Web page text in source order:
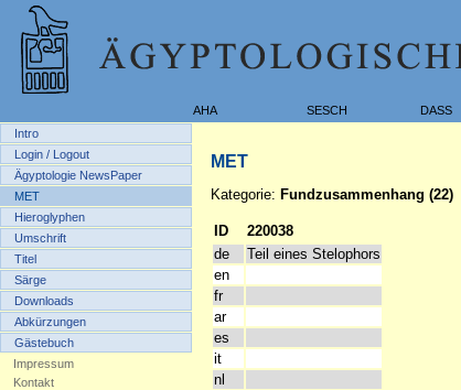
AHA SESCH DASS
Intro
Login / Logout
Ägyptologie NewsPaper
MET
Hieroglyphen
Umschrift
Titel
Särge
Downloads
Abkürzungen
Gästebuch
Impressum
Kontakt
MET
Kategorie: Fundzusammenhang (22)
ID
220038
de
Teil eines Stelophors
en
fr
ar
es
it
nl